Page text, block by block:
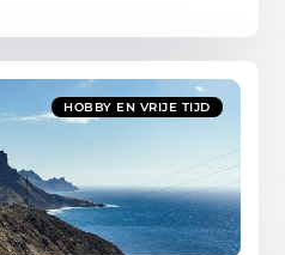
HOBBY EN VRIJE TIJD